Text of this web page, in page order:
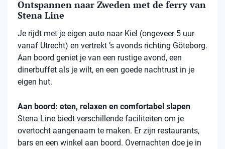
Ontspannen naar Zweden met de ferry van
Stena Line
Je rijdt met je eigen auto naar Kiel (ongeveer 5 uur
vanaf Utrecht) en vertrekt ’s avonds richting Göteborg.
Aan boord geniet je van een rustige avond, een
dinerbuffet als je wilt, en een goede nachtrust in je
eigen hut.
Aan boord: eten, relaxen en comfortabel slapen
Stena Line biedt verschillende faciliteiten om je
overtocht aangenaam te maken. Er zijn restaurants,
bars en een winkel aan boord. Overnachten doe je in